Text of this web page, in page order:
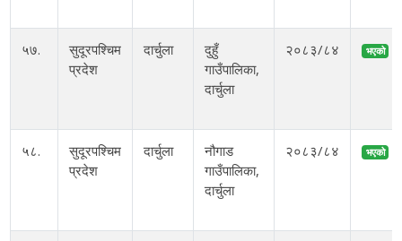
५७.
सुदूरपश्चिम
प्रदेश
दार्चुला
दुहुँ
गाउँपालिका,
दार्चुला
२०८३/८४ भएको
५८.
सुदूरपश्चिम
प्रदेश
दार्चुला
नौगाड
गाउँपालिका,
दार्चुला
२०८३/८४ भएको